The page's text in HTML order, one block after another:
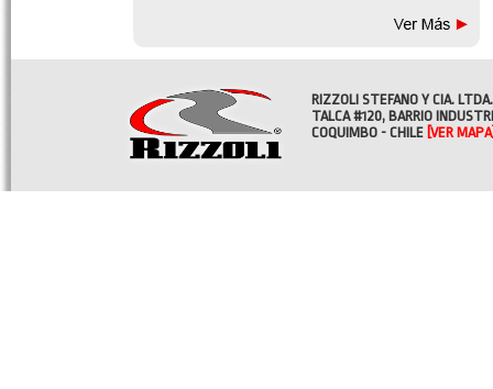
RIZZOLI STEFANO Y CIA. LTDA.
TALCA #120, BARRIO
COQUIMBO - CHILE [VER